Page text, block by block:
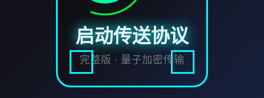
启动传送协议
完整版 · 量子加密传输